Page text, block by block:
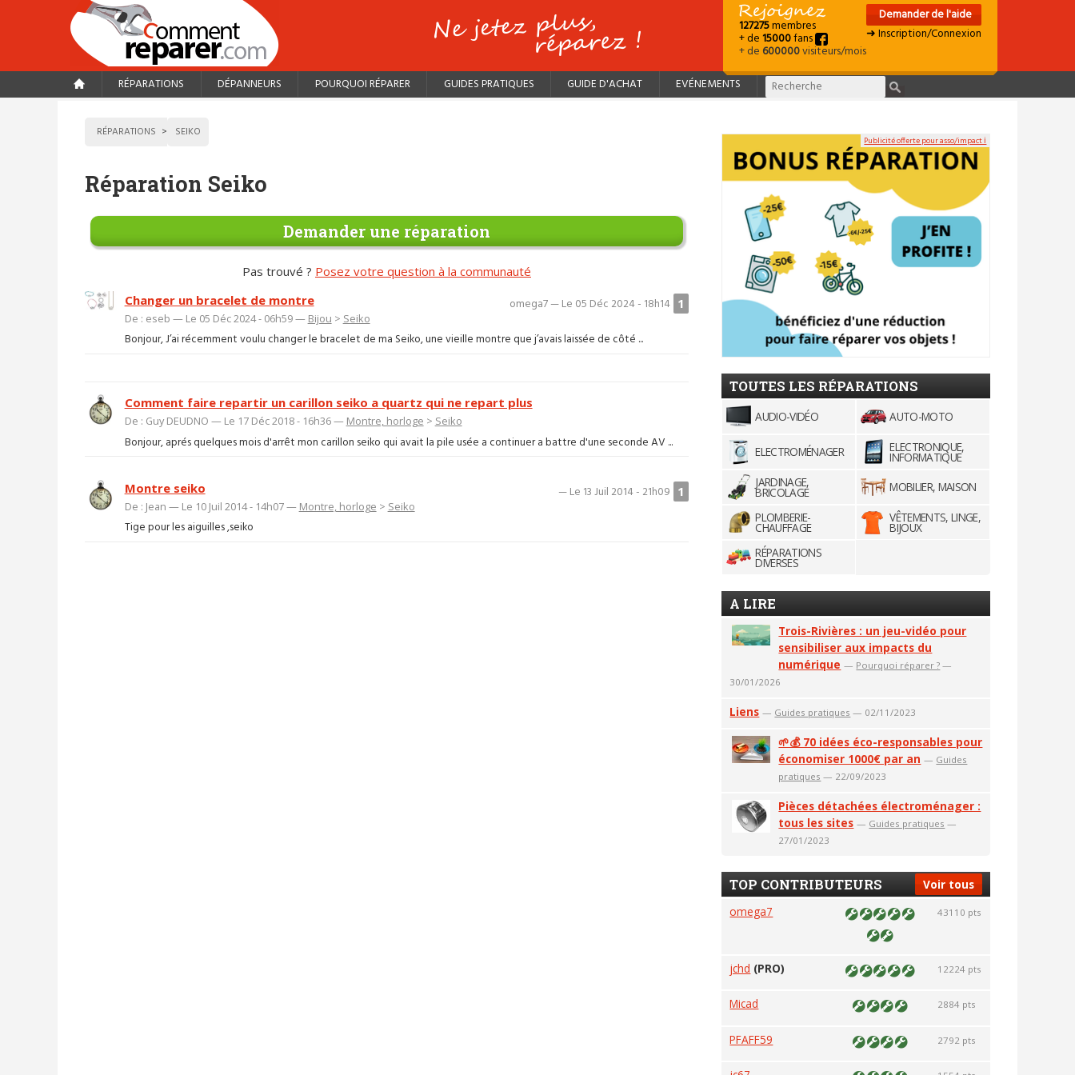
127275membres
+ de15000fans
+ de600000visiteurs/mois
Demander de l'aide
➜ Inscription/Connexion
RÉPARATIONS DÉPANNEURS POURQUOI RÉPARER GUIDES PRATIQUES GUIDE D'ACHAT EVÉNEMENTS
RÉPARATIONS SEIKO
Réparation Seiko
Demander une réparation
Pas trouvé ? Posez votre question à la communauté
1
omega7 — Le 05 Déc 2024 - 18h14
Changer un bracelet de montre
De : eseb — Le 05 Déc 2024 - 06h59 — Bijou > Seiko
Bonjour, J’ai récemment voulu changer le bracelet de ma Seiko, une vieille montre que j’avais laissée de côté ...
Comment faire repartir un carillon seiko a quartz qui ne repart plus
De : Guy DEUDNO — Le 17 Déc 2018 - 16h36 — Montre, horloge > Seiko
Bonjour, aprés quelques mois d'arrêt mon carillon seiko qui avait la pile usée a continuer a battre d'une seconde AV ...
1
— Le 13 Juil 2014 - 21h09
Montre seiko
De : Jean — Le 10 Juil 2014 - 14h07 — Montre, horloge > Seiko
Tige pour les aiguilles ,seiko
Publicité offerte pour asso/impact ℹ
TOUTES LES RÉPARATIONS
AUDIO-VIDÉO AUTO-MOTO
ELECTROMÉNAGER ELECTRONIQUE,
INFORMATIQUE
JARDINAGE,
BRICOLAGE
MOBILIER, MAISON
PLOMBERIE-
CHAUFFAGE
VÊTEMENTS, LINGE,
BIJOUX
RÉPARATIONS
DIVERSES
A LIRE
Trois-Rivières : un jeu-vidéo pour
sensibiliser aux impacts du
numérique — Pourquoi réparer ? —
30/01/2026
Liens — Guides pratiques — 02/11/2023
🌱💰 70 idées éco-responsables pour
économiser 1000€ par an — Guides
pratiques — 22/09/2023
Pièces détachées électroménager :
tous les sites — Guides pratiques —
27/01/2023
Voir tous
TOP CONTRIBUTEURS
omega7 43110 pts
jchd (PRO) 12224 pts
Micad 2884 pts
PFAFF59 2792 pts